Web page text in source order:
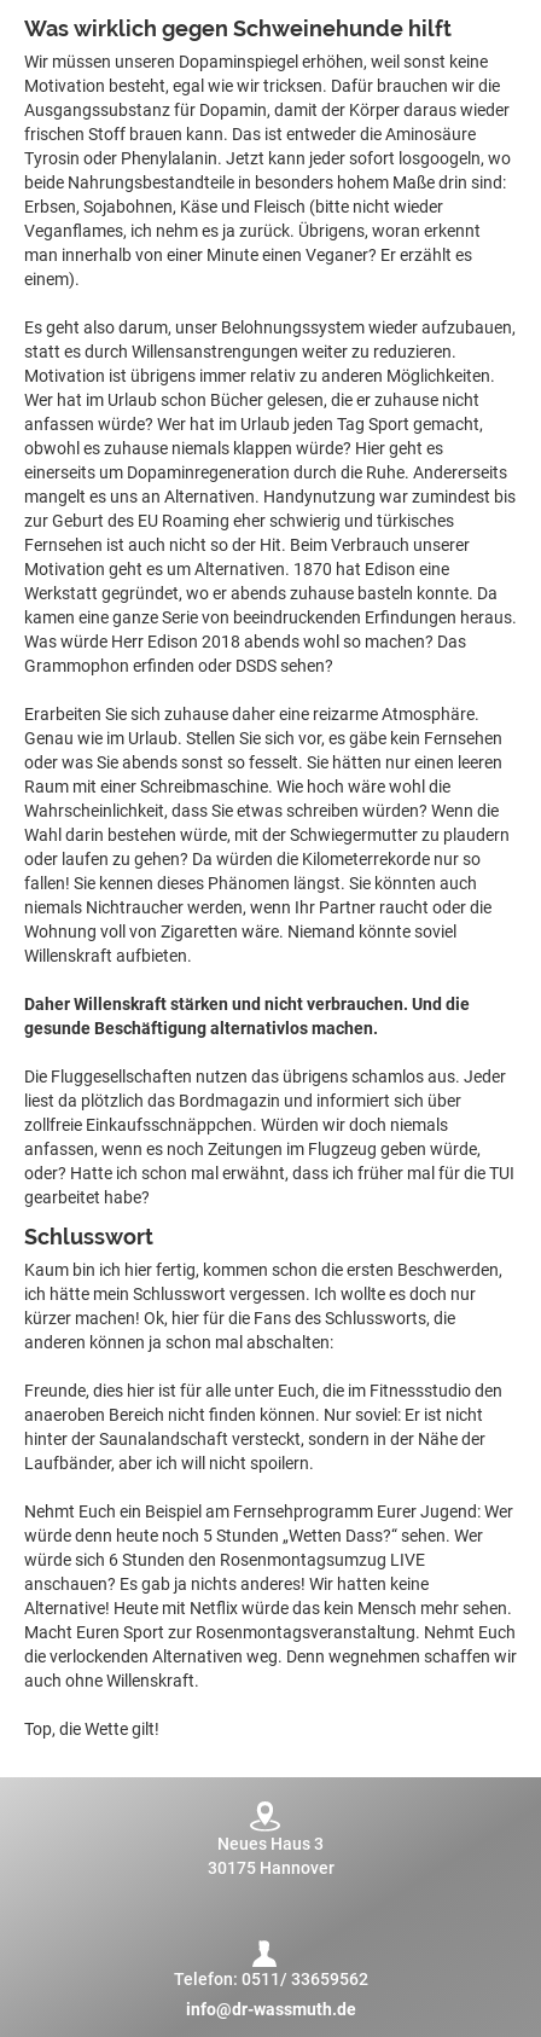
Was wirklich gegen Schweinehunde hilft
Wir müssen unseren Dopaminspiegel erhöhen, weil sonst keine
Motivation besteht, egal wie wir tricksen. Dafür brauchen wir die
Ausgangssubstanz für Dopamin, damit der Körper daraus wieder
frischen Stoff brauen kann. Das ist entweder die Aminosäure
Tyrosin oder Phenylalanin. Jetzt kann jeder sofort losgoogeln, wo
beide Nahrungsbestandteile in besonders hohem Maße drin sind:
Erbsen, Sojabohnen, Käse und Fleisch (bitte nicht wieder
Veganflames, ich nehm es ja zurück. Übrigens, woran erkennt
man innerhalb von einer Minute einen Veganer? Er erzählt es
einem).
Es geht also darum, unser Belohnungssystem wieder aufzubauen,
statt es durch Willensanstrengungen weiter zu reduzieren.
Motivation ist übrigens immer relativ zu anderen Möglichkeiten.
Wer hat im Urlaub schon Bücher gelesen, die er zuhause nicht
anfassen würde? Wer hat im Urlaub jeden Tag Sport gemacht,
obwohl es zuhause niemals klappen würde? Hier geht es
einerseits um Dopaminregeneration durch die Ruhe. Andererseits
mangelt es uns an Alternativen. Handynutzung war zumindest bis
zur Geburt des EU Roaming eher schwierig und türkisches
Fernsehen ist auch nicht so der Hit. Beim Verbrauch unserer
Motivation geht es um Alternativen. 1870 hat Edison eine
Werkstatt gegründet, wo er abends zuhause basteln konnte. Da
kamen eine ganze Serie von beeindruckenden Erfindungen heraus.
Was würde Herr Edison 2018 abends wohl so machen? Das
Grammophon erfinden oder DSDS sehen?
Erarbeiten Sie sich zuhause daher eine reizarme Atmosphäre.
Genau wie im Urlaub. Stellen Sie sich vor, es gäbe kein Fernsehen
oder was Sie abends sonst so fesselt. Sie hätten nur einen leeren
Raum mit einer Schreibmaschine. Wie hoch wäre wohl die
Wahrscheinlichkeit, dass Sie etwas schreiben würden? Wenn die
Wahl darin bestehen würde, mit der Schwiegermutter zu plaudern
oder laufen zu gehen? Da würden die Kilometerrekorde nur so
fallen! Sie kennen dieses Phänomen längst. Sie könnten auch
niemals Nichtraucher werden, wenn Ihr Partner raucht oder die
Wohnung voll von Zigaretten wäre. Niemand könnte soviel
Willenskraft aufbieten.
Daher Willenskraft stärken und nicht verbrauchen. Und die
gesunde Beschäftigung alternativlos machen.
Die Fluggesellschaften nutzen das übrigens schamlos aus. Jeder
liest da plötzlich das Bordmagazin und informiert sich über
zollfreie Einkaufsschnäppchen. Würden wir doch niemals
anfassen, wenn es noch Zeitungen im Flugzeug geben würde,
oder? Hatte ich schon mal erwähnt, dass ich früher mal für die TUI
gearbeitet habe?
Schlusswort
Kaum bin ich hier fertig, kommen schon die ersten Beschwerden,
ich hätte mein Schlusswort vergessen. Ich wollte es doch nur
kürzer machen! Ok, hier für die Fans des Schlussworts, die
anderen können ja schon mal abschalten:
Freunde, dies hier ist für alle unter Euch, die im Fitnessstudio den
anaeroben Bereich nicht finden können. Nur soviel: Er ist nicht
hinter der Saunalandschaft versteckt, sondern in der Nähe der
Laufbänder, aber ich will nicht spoilern.
Nehmt Euch ein Beispiel am Fernsehprogramm Eurer Jugend: Wer
würde denn heute noch 5 Stunden „Wetten Dass?“ sehen. Wer
würde sich 6 Stunden den Rosenmontagsumzug LIVE
anschauen? Es gab ja nichts anderes! Wir hatten keine
Alternative! Heute mit Netflix würde das kein Mensch mehr sehen.
Macht Euren Sport zur Rosenmontagsveranstaltung. Nehmt Euch
die verlockenden Alternativen weg. Denn wegnehmen schaffen wir
auch ohne Willenskraft.
Top, die Wette gilt!
Neues Haus 3
30175 Hannover
Telefon: 0511/ 33659562
info@dr-wassmuth.de